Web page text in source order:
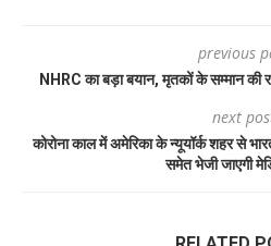
previous
NHRC का बड़ा बयान, मृतकों के सम्मान की
next
कोरोना काल में अमेरिका के न्यूयॉर्क शहर से
समेत भेजी जाएगी